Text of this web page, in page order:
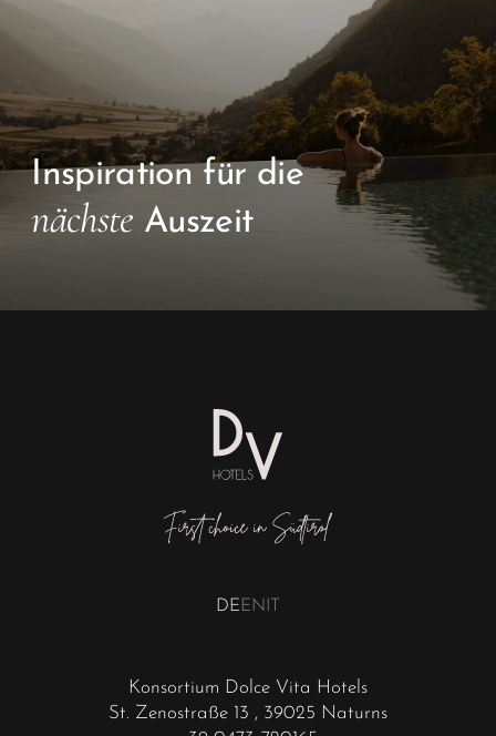
Inspiration für die
nächste Auszeit
Konsortium Dolce Vita Hotels
St. Zenostraße 13 , 39025 Naturns
DEEN